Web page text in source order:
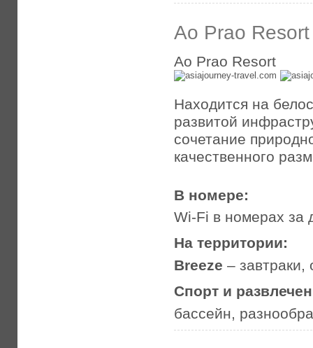
Ao Prao Resort
Ao Prao Resort
Находится на
развитой
сочетание
качественного
В номере:
Wi-Fi в номерах за
На территории:
Breeze –
Спорт и
бассейн,